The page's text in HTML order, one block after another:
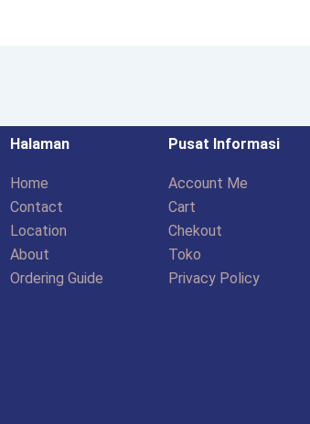
Halaman
Home
Contact
Location
About
Ordering Guide
Pusat Informasi
Account Me
Cart
Chekout
Toko
Privacy Policy